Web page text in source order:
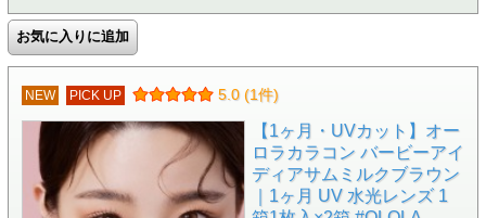
NEW PICK UP 5.0 (1件)
【1ヶ月・UVカット】オー
ロラカラコン バービーアイ
ディアサムミルクブラウン
｜1ヶ月 UV 水光レンズ 1